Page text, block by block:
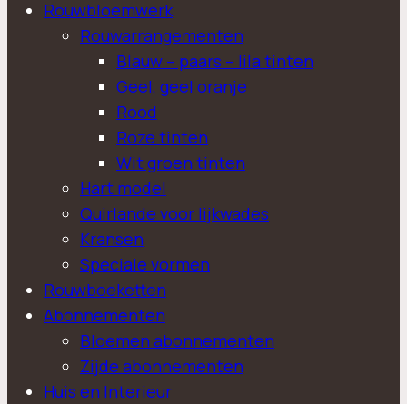
Rouwbloemwerk
Rouwarrangementen
Blauw – paars – lila tinten
Geel, geel oranje
Rood
Roze tinten
Wit groen tinten
Hart model
Quirlande voor lijkwades
Kransen
Speciale vormen
Rouwboeketten
Abonnementen
Bloemen abonnementen
Zijde abonnementen
Huis en Interieur